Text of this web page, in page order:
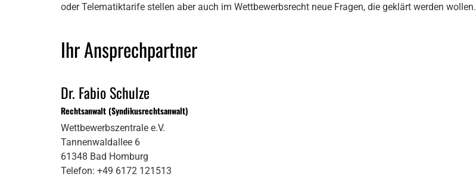
oder Telematiktarife stellen aber auch im Wettbewerbsrecht neue Fragen, die geklärt werden wollen.
Ihr Ansprechpartner
Dr. Fabio Schulze
Rechtsanwalt (Syndikusrechtsanwalt)
Wettbewerbszentrale e.V.
Tannenwaldallee 6
61348 Bad Homburg
Telefon: +49 6172 121513